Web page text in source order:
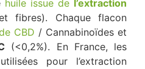
huile issue de l’extraction
fibres). Chaque flacon
CBD / Cannabinoïdes et
(<0,2%). En France, les
pour l’extraction